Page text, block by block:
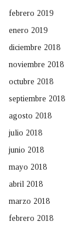
febrero 2019
enero 2019
diciembre 2018
noviembre 2018
octubre 2018
septiembre 2018
agosto 2018
julio 2018
junio 2018
mayo 2018
abril 2018
marzo 2018
febrero 2018